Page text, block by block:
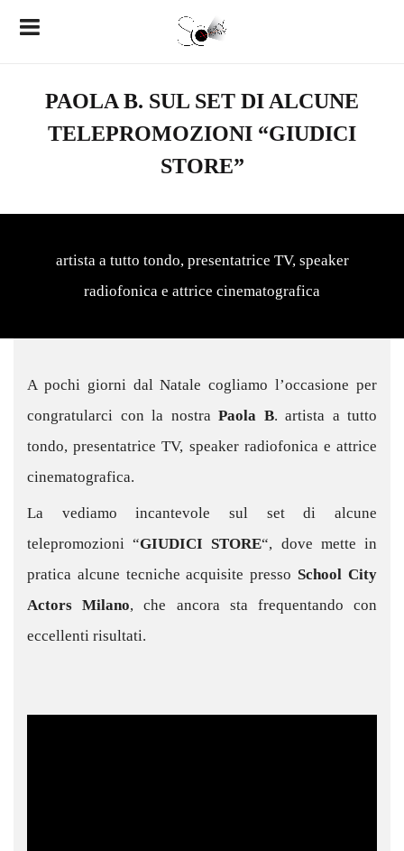
PAOLA B. SUL SET DI ALCUNE
TELEPROMOZIONI “GIUDICI
STORE”
artista a tutto tondo, presentatrice TV, speaker
radiofonica e attrice cinematografica
A pochi giorni dal Natale cogliamo l’occasione per
congratularci con la nostra Paola B. artista a tutto
tondo, presentatrice TV, speaker radiofonica e attrice
cinematografica.
La vediamo incantevole sul set di alcune
telepromozioni “GIUDICI STORE“, dove mette in
pratica alcune tecniche acquisite presso School City
Actors Milano, che ancora sta frequentando con
eccellenti risultati.